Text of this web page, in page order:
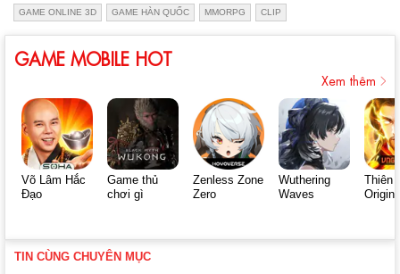
GAME ONLINE 3D GAME HÀN QUỐC MMORPG CLIP
GAME MOBILE HOT
Xem thêm
Võ Lâm Hắc
Đạo
Game thủ
chơi gì
Zenless Zone
Zero
Wuthering
Waves
Thiên
Origin
TIN CÙNG CHUYÊN MỤC